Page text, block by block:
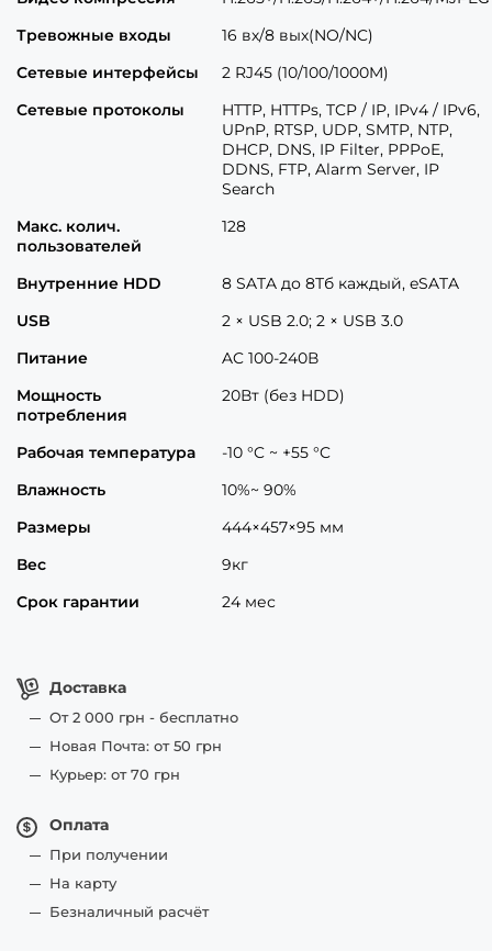
Доставка
От 2 000 грн - бесплатно
Новая Почта: от 50 грн
Курьер: от 70 грн
Оплата
При получении
На карту
Безналичный расчёт
Тревожные входы
16 вх/8 вых(NO/NC)
Сетевые интерфейсы
2 RJ45 (10/100/1000M)
Сетевые протоколы
HTTP, HTTPs, TCP / IP, IPv4 / IPv6,
UPnP, RTSP, UDP, SMTP, NTP,
DHCP, DNS, IP Filter, PPPoE,
DDNS, FTP, Alarm Server, IP
Search
Макс. колич.
пользователей
128
Внутренние HDD
8 SATA до 8Тб каждый, eSATA
USB
2 × USB 2.0; 2 × USB 3.0
Питание
AC 100-240В
Мощность
потребления
20Вт (без HDD)
Рабочая температура
-10 °C ~ +55 °C
Влажность
10%~ 90%
Размеры
444×457×95 мм
Вес
9кг
Срок гарантии
24 мес